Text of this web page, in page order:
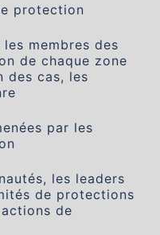
protection
membres des
de chaque zone
des cas, les
par les
les leaders
de protections
de